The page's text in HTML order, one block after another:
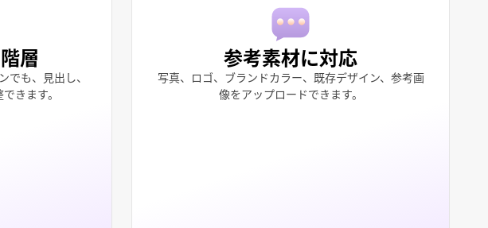
層
でも、見出し、
きます。
参考素材に対応
写真、ロゴ、ブランドカラー、既存デザイン、参考画
像をアップロードできます。